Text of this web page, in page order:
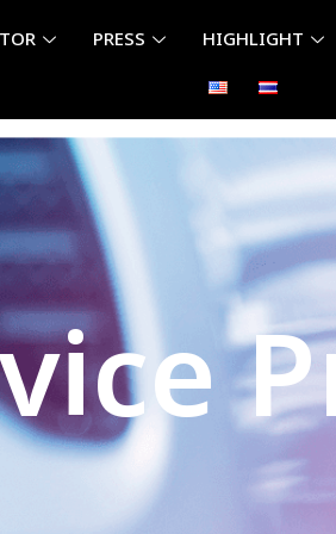
PRESS HIGHLIGHT